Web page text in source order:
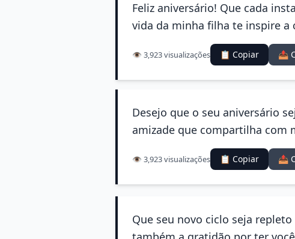
Feliz aniversário! Que cada
vida da minha filha te inspire a
👁️ 3,923 visualizações 📋 Copiar 📤
Desejo que o seu aniversário
amizade que compartilha com
👁️ 3,923 visualizações 📋 Copiar 📤
Que seu novo ciclo seja